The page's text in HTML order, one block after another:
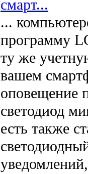
смарт...
...
программу
ту же
вашем
оповещение
светодиод
есть также